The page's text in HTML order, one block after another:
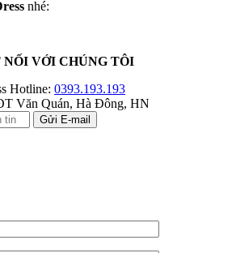
nhé:
NỐI VỚI CHÚNG TÔI
Hotline: 0393.193.193
Văn Quán, Hà Đông, HN